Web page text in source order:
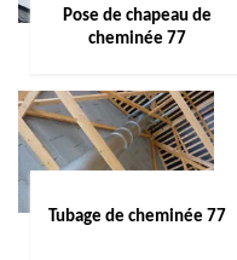
Pose de chapeau de
cheminée 77
Tubage de cheminée 77